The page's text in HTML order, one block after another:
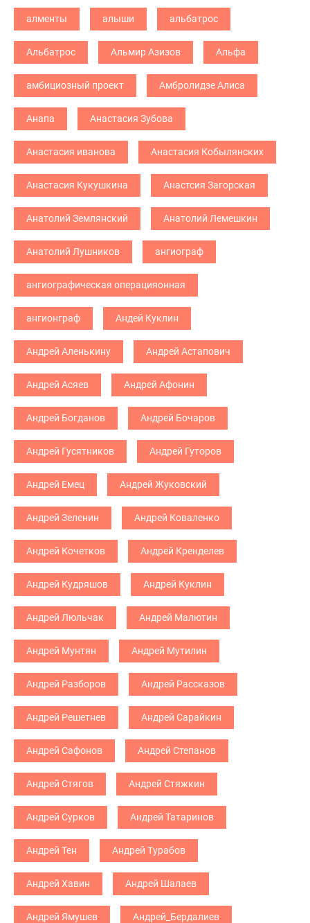
алменты алыши альбатрос
Альбатрос Альмир Азизов Альфа
амбициозный проект Амбролидзе Алиса
Анапа Анастасия Зубова
Анастасия иванова Анастасия Кобылянских
Анастасия Кукушкина Анастсия Загорская
Анатолий Землянский Анатолий Лемешкин
Анатолий Лушников ангиограф
ангиографическая операцияонная
ангионграф Андей Куклин
Андрей Аленькину Андрей Астапович
Андрей Асяев Андрей Афонин
Андрей Богданов Андрей Бочаров
Андрей Гусятников Андрей Гуторов
Андрей Емец Андрей Жуковский
Андрей Зеленин Андрей Коваленко
Андрей Кочетков Андрей Кренделев
Андрей Кудряшов Андрей Куклин
Андрей Люльчак Андрей Малютин
Андрей Мунтян Андрей Мутилин
Андрей Разборов Андрей Рассказов
Андрей Решетнев Андрей Сарайкин
Андрей Сафонов Андрей Степанов
Андрей Стягов Андрей Стяжкин
Андрей Сурков Андрей Татаринов
Андрей Тен Андрей Турабов
Андрей Хавин Андрей Шалаев
Андрей Ямушев Андрей_Бердалиев